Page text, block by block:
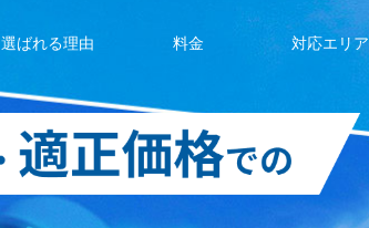
選ばれる理由 料金 対応エリア